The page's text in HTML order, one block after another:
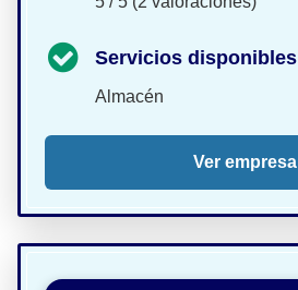
Servicios disponibles
Almacén
Ver empresa